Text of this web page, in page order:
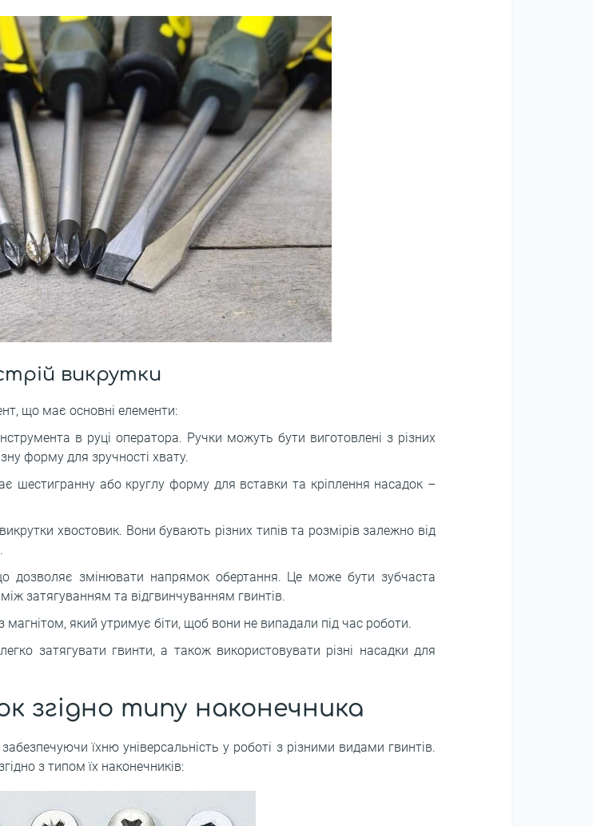
викрутки
що має основні елементи:
в руці оператора. Ручки можуть бути виготовлені з різних
форму для зручності хвату.
шестигранну або круглу форму для вставки та кріплення насадок –
хвостовик. Вони бувають різних типів та розмірів залежно від
дозволяє змінювати напрямок обертання. Це може бути зубчаста
затягуванням та відгвинчуванням гвинтів.
який утримує біти, щоб вони не випадали під час роботи.
затягувати гвинти, а також використовувати різні насадки для
згідно типу наконечника
їхню універсальність у роботі з різними видами гвинтів.
з типом їх наконечників: